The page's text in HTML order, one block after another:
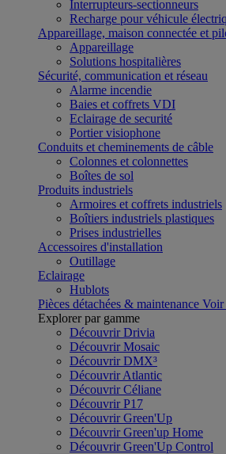
Interrupteurs-sectionneurs
Recharge pour véhicule
Appareillage, maison connectée et
Appareillage
Solutions hospitalières
Sécurité, communication et réseau
Alarme incendie
Baies et coffrets VDI
Eclairage de securité
Portier visiophone
Conduits et cheminements de câble
Colonnes et colonnettes
Boîtes de sol
Produits industriels
Armoires et coffrets industriels
Boîtiers industriels plastiques
Prises industrielles
Accessoires d'installation
Outillage
Eclairage
Hublots
Pièces détachées & maintenance Voir
Explorer par gamme
Découvrir Drivia
Découvrir Mosaic
Découvrir DMX³
Découvrir Atlantic
Découvrir Céliane
Découvrir P17
Découvrir Green'Up
Découvrir Green'up Home
Découvrir Green'Up Control